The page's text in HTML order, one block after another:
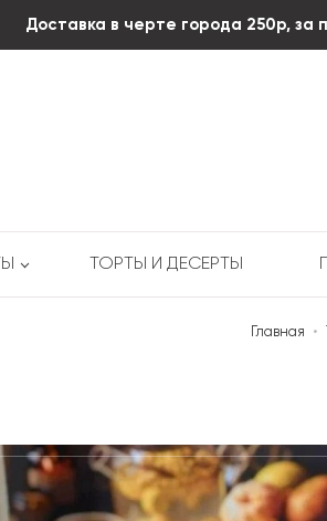
Доставка в черте города 250р,
ТОРТЫ И ДЕСЕРТЫ
Главная •